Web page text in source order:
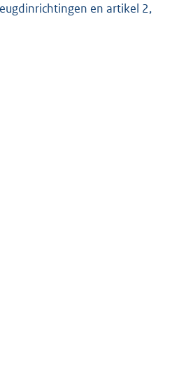
en artikel 2,